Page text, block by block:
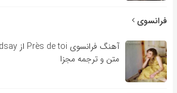
فرانسوی
متن و ترجمه مجزا